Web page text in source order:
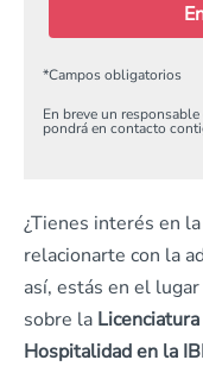
*Campos obligatorios
En breve un
pondrá en contacto
¿Tienes interés en
relacionarte con la
así, estás en el
sobre la
Hospitalidad en la